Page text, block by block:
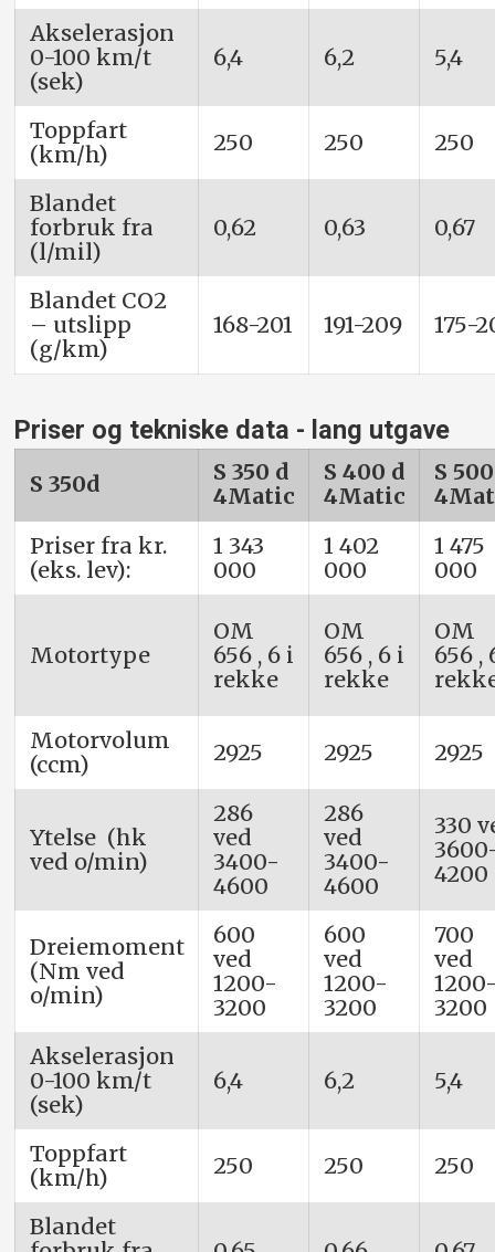
Akselerasjon
0-100 km/t
(sek)
6,4 6,2 5,4
Toppfart
(km/h)
250 250 250
Blandet
forbruk fra
(l/mil)
0,62 0,63 0,67
Blandet CO2
– utslipp
(g/km)
168-201 191-209 175-
Priser og tekniske data - lang utgave
S 350d
S 350 d
4Matic
S 400 d
4Matic
S 500
Priser fra kr.
(eks. lev):
1 343
000
1 402
000
1 475
000
Motortype
OM
656 , 6 i
rekke
OM
656 , 6 i
rekke
OM
656 ,
Motorvolum
(ccm)
2925 2925 2925
Ytelse (hk
ved o/min)
286
ved
3400-
4600
286
ved
3400-
4600
330
4200
Dreiemoment
(Nm ved
o/min)
600
ved
1200-
3200
600
ved
1200-
3200
700
ved
3200
Akselerasjon
0-100 km/t
(sek)
6,4 6,2 5,4
Toppfart
(km/h)
250 250 250
Blandet